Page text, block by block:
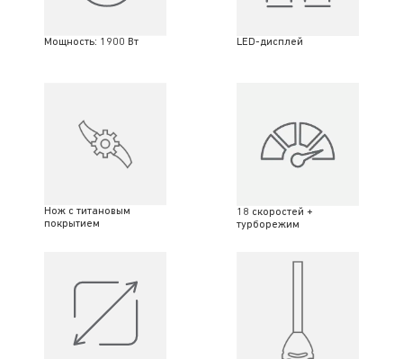
Мощность: 1900 Вт LED-дисплей
Нож с титановым
покрытием
18 скоростей +
турборежим